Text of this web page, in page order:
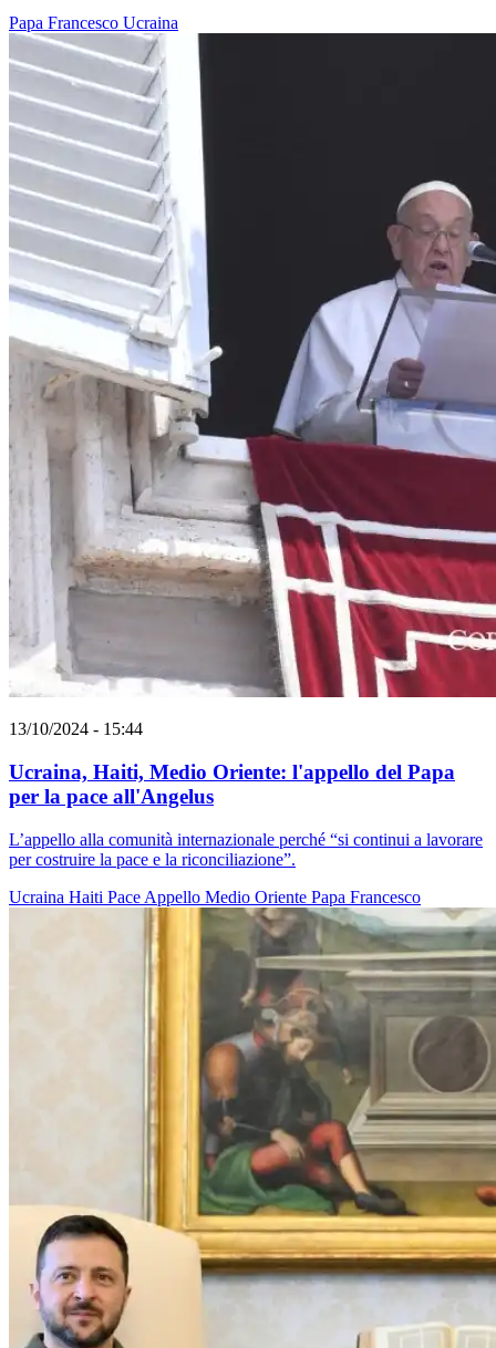
Papa Francesco Ucraina
13/10/2024 - 15:44
Ucraina, Haiti, Medio Oriente: l'appello del Papa
per la pace all'Angelus
L’appello alla comunità internazionale perché “si continui a lavorare
per costruire la pace e la riconciliazione”.
Ucraina Haiti Pace Appello Medio Oriente Papa Francesco